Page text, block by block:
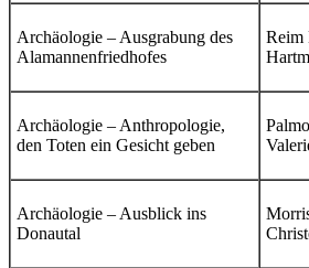
Archäologie – Ausgrabung des
Alamannenfriedhofes
Reim
Archäologie – Anthropologie,
den Toten ein Gesicht geben
Archäologie – Ausblick ins
Donautal